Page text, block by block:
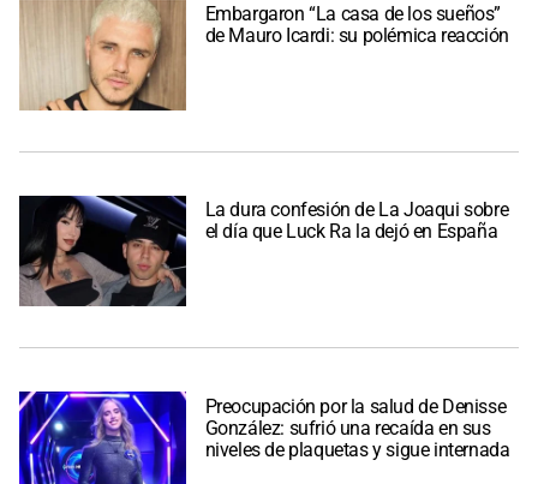
Embargaron “La casa de los sueños”
de Mauro Icardi: su polémica reacción
La dura confesión de La Joaqui sobre
el día que Luck Ra la dejó en España
Preocupación por la salud de Denisse
González: sufrió una recaída en sus
niveles de plaquetas y sigue internada